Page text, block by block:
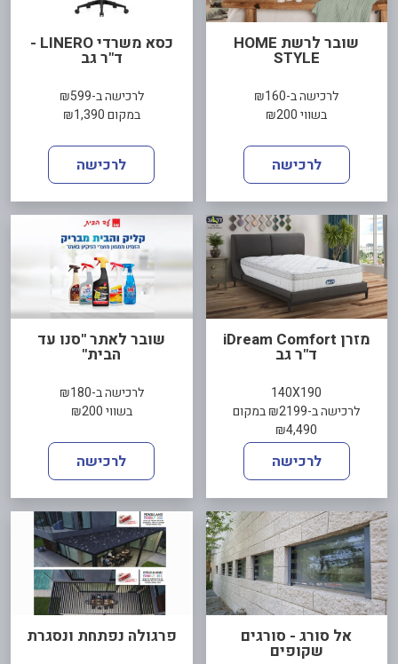
שובר לרשת HOME
STYLE
לרכישה ב-₪160
בשווי ₪200
לרכישה
כסא משרדי LINERO -
ד"ר גב
לרכישה ב-₪599
במקום ₪1,390
לרכישה
מזרן iDream Comfort
ד"ר גב
140X190
לרכישה ב-₪2199 במקום
₪4,490
לרכישה
שובר לאתר "סנו עד
הבית"
לרכישה ב-₪180
בשווי ₪200
לרכישה
אל סורג - סורגים
שקופים
פרגולה נפתחת ונסגרת